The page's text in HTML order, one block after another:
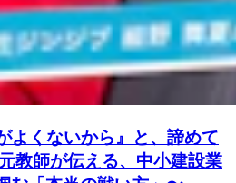
よくないから』と、諦めて
教師が伝える、中小建設業